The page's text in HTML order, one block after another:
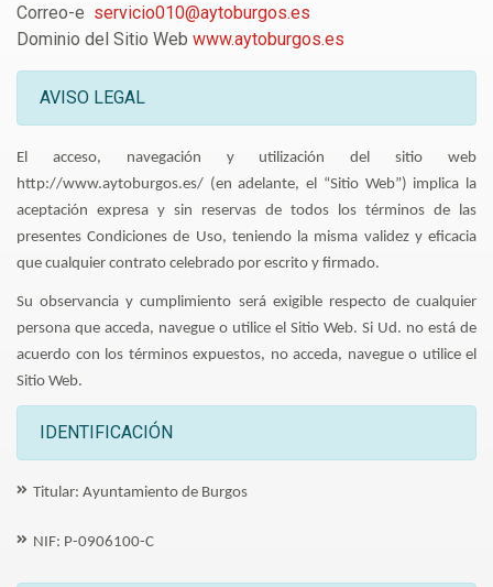
Correo-e servicio010@aytoburgos.es
Dominio del Sitio Web www.aytoburgos.es
AVISO LEGAL
El acceso, navegación y utilización del sitio web
http://www.aytoburgos.es/ (en adelante, el “Sitio Web”) implica la
aceptación expresa y sin reservas de todos los términos de las
presentes Condiciones de Uso, teniendo la misma validez y eficacia
que cualquier contrato celebrado por escrito y firmado.
Su observancia y cumplimiento será exigible respecto de cualquier
persona que acceda, navegue o utilice el Sitio Web. Si Ud. no está de
acuerdo con los términos expuestos, no acceda, navegue o utilice el
Sitio Web.
IDENTIFICACIÓN
Titular: Ayuntamiento de Burgos
NIF: P-0906100-C